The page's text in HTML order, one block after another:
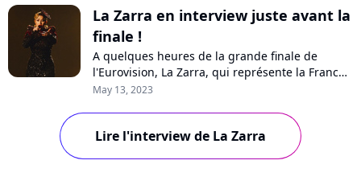
La Zarra en interview juste avant la
finale !
A quelques heures de la grande finale de
l'Eurovision, La Zarra, qui représente la France
au concours, se confie à Purecharts sur la
de sa performance, ce qu'elle espère pouvoir
changer ou encore les critiques.
May 13, 2023
Lire l'interview de La Zarra